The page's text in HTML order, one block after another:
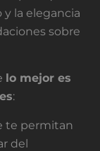
la elegancia
sobre
lo mejor es
:
te permitan
del